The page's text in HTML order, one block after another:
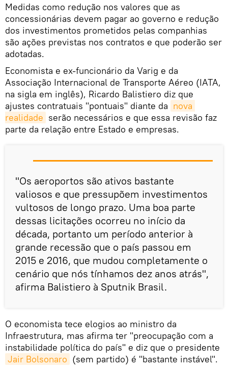
Medidas como redução nos valores que as
concessionárias devem pagar ao governo e redução
dos investimentos prometidos pelas companhias
são ações previstas nos contratos e que poderão ser
adotadas.
Economista e ex-funcionário da Varig e da
Associação Internacional de Transporte Aéreo (IATA,
na sigla em inglês), Ricardo Balistiero diz que
ajustes contratuais "pontuais" diante da nova
realidade serão necessários e que essa revisão faz
parte da relação entre Estado e empresas.
"Os aeroportos são ativos bastante
valiosos e que pressupõem investimentos
vultosos de longo prazo. Uma boa parte
dessas licitações ocorreu no início da
década, portanto um período anterior à
grande recessão que o país passou em
2015 e 2016, que mudou completamente o
cenário que nós tínhamos dez anos atrás",
afirma Balistiero à Sputnik Brasil.
O economista tece elogios ao ministro da
Infraestrutura, mas afirma ter "preocupação com a
instabilidade política do país" e diz que o presidente
Jair Bolsonaro (sem partido) é "bastante instável".